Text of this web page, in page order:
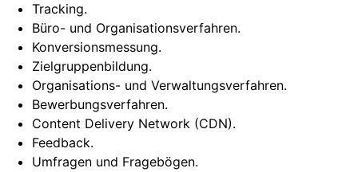
Tracking.
Büro- und Organisationsverfahren.
Konversionsmessung.
Zielgruppenbildung.
Organisations- und Verwaltungsverfahren.
Bewerbungsverfahren.
Content Delivery Network (CDN).
Feedback.
Umfragen und Fragebögen.